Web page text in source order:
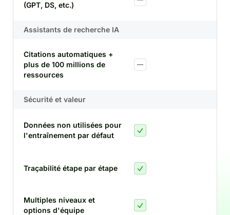
(GPT, DS, etc.)
Assistants de recherche IA
Citations automatiques +
plus de 100 millions de
ressources
Sécurité et valeur
Données non utilisées pour
l'entraînement par défaut
Traçabilité étape par étape
Multiples niveaux et
options d'équipe